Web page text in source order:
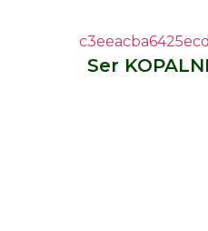
Ser